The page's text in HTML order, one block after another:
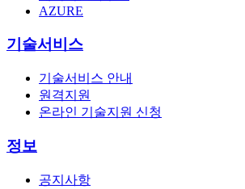
AZURE
기술서비스
기술서비스 안내
원격지원
온라인 기술지원 신청
정보
공지사항